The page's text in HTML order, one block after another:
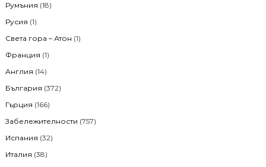
Румъния (18)
Русия (1)
Света гора – Атон (1)
Франция (1)
Англия (14)
България (372)
Гърция (166)
Забележителности (757)
Испания (32)
Италия (38)